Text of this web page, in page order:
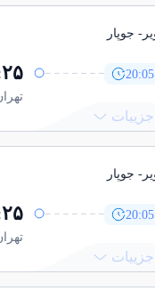
جزییات
- جوپار
20:05
جزییات
- جوپار
20:05